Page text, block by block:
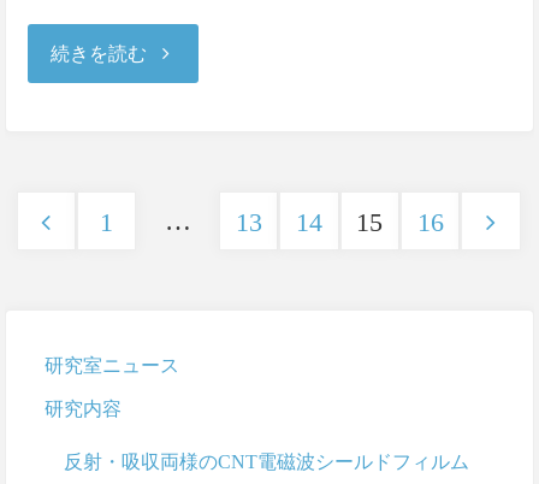
続きを読む"2018/9/25
1 … 13 14 15 16
研究室ニュース
研究内容
反射・吸収両様のCNT電磁波シールドフィルム